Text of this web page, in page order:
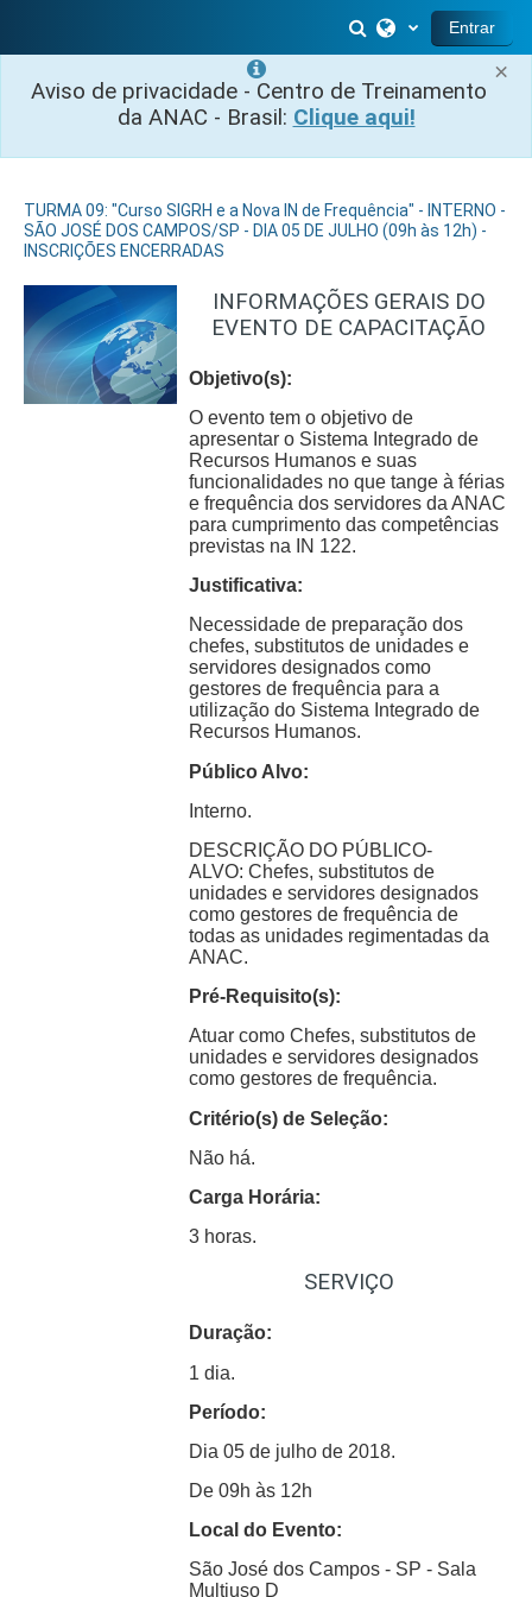
×
Aviso de privacidade - Centro de Treinamento
da ANAC - Brasil: Clique aqui!
Alternar entrada
Entrar
TURMA 09: "Curso SIGRH e a Nova IN de Frequência" - INTERNO -
SÃO JOSÉ DOS CAMPOS/SP - DIA 05 DE JULHO (09h às 12h) -
INSCRIÇÕES ENCERRADAS
INFORMAÇÕES GERAIS DO
EVENTO DE CAPACITAÇÃO
Objetivo(s):
O evento tem o objetivo de
apresentar o Sistema Integrado de
Recursos Humanos e suas
funcionalidades no que tange à férias
e frequência dos servidores da ANAC
para cumprimento das competências
previstas na IN 122.
Justificativa:
Necessidade de preparação dos
chefes, substitutos de unidades e
servidores designados como
gestores de frequência para a
utilização do Sistema Integrado de
Recursos Humanos.
Público Alvo:
Interno.
DESCRIÇÃO DO PÚBLICO-
ALVO: Chefes, substitutos de
unidades e servidores designados
como gestores de frequência de
todas as unidades regimentadas da
ANAC.
Pré-Requisito(s):
Atuar como Chefes, substitutos de
unidades e servidores designados
como gestores de frequência.
Critério(s) de Seleção:
Não há.
Carga Horária:
3 horas.
SERVIÇO
Duração:
1 dia.
Período:
Dia 05 de julho de 2018.
De 09h às 12h
Local do Evento:
São José dos Campos - SP - Sala
Multiuso D